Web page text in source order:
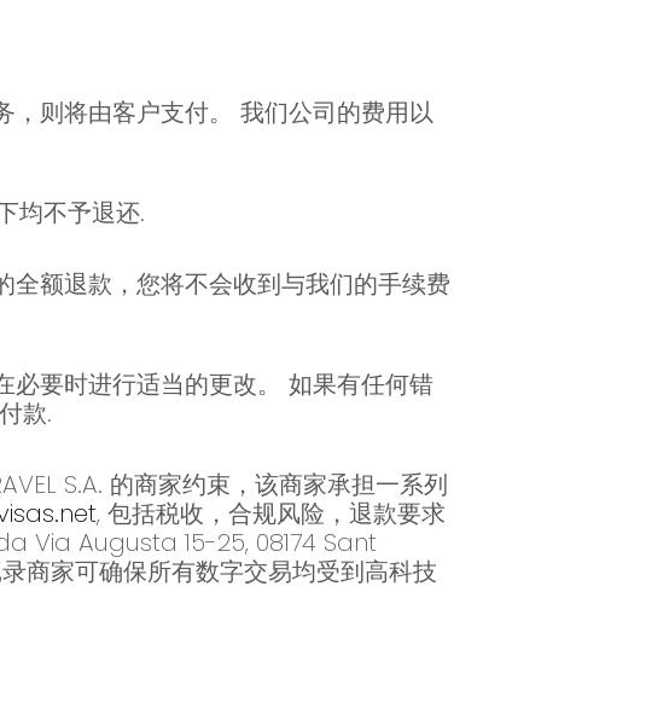
，则将由客户支付。 我们公司的费用以
均不予退还.
额退款，您将不会收到与我们的手续费
必要时进行适当的更改。 如果有任何错
款.
S.A. 的商家约束，该商家承担一系列
, 包括税收，合规风险，退款要求
Via Augusta 15-25, 08174 Sant
商家可确保所有数字交易均受到高科技